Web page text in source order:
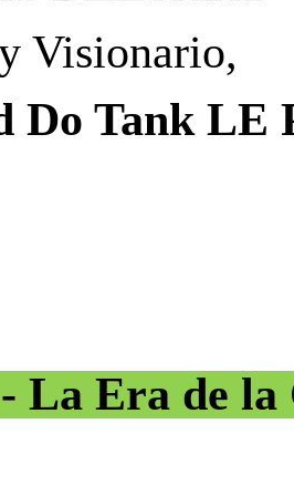
Visionario,
Do Tank LE
La Era de la